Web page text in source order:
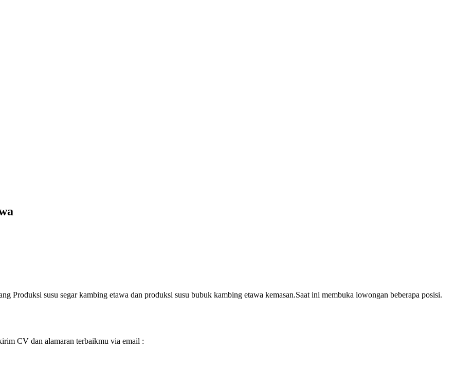
Produksi susu segar kambing etawa dan produksi susu bubuk kambing etawa kemasan.Saat ini membuka lowongan beberapa posisi.
CV dan alamaran terbaikmu via email :